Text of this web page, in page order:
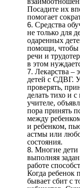
Посадите их
помогает
Средства
не только для
одаренных
помощи, чтобы
речи и
в этом
Лекарства –
детей с СДВГ.
проверять,
делать тихо и
учителе,
пора принять
между
и ребенком,
астмы или
состояния.
Многие дети
выполняя
работе
Когда ребенок
бывает сбит с